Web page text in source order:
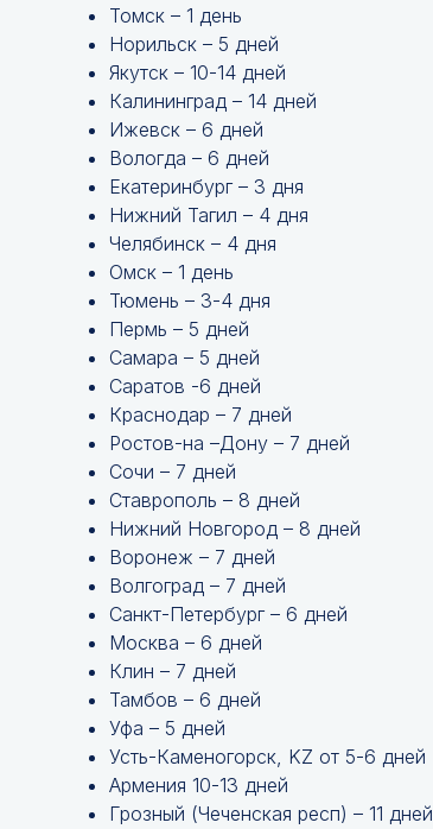
Томск – 1 день
Норильск – 5 дней
Якутск – 10-14 дней
Калининград – 14 дней
Ижевск – 6 дней
Вологда – 6 дней
Екатеринбург – 3 дня
Нижний Тагил – 4 дня
Челябинск – 4 дня
Омск – 1 день
Тюмень – 3-4 дня
Пермь – 5 дней
Самара – 5 дней
Саратов -6 дней
Краснодар – 7 дней
Ростов-на –Дону – 7 дней
Сочи – 7 дней
Ставрополь – 8 дней
Нижний Новгород – 8 дней
Воронеж – 7 дней
Волгоград – 7 дней
Санкт-Петербург – 6 дней
Москва – 6 дней
Клин – 7 дней
Тамбов – 6 дней
Уфа – 5 дней
Усть-Каменогорск, KZ от 5-6 дней
Армения 10-13 дней
Грозный (Чеченская респ) – 11 дней